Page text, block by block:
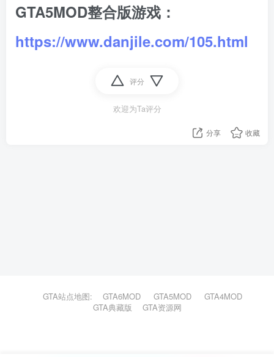
GTA5MOD整合版游戏：
https://www.danjile.com/105.html
评分
欢迎为Ta评分
分享 收藏
GTA站点地图: GTA6MOD GTA5MOD
GTA4MOD
GTA典藏版
GTA资源网